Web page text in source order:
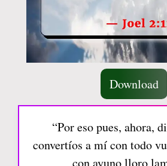
Download
“Por eso pues, ahora,
convertíos a mí con todo
con ayuno lloro